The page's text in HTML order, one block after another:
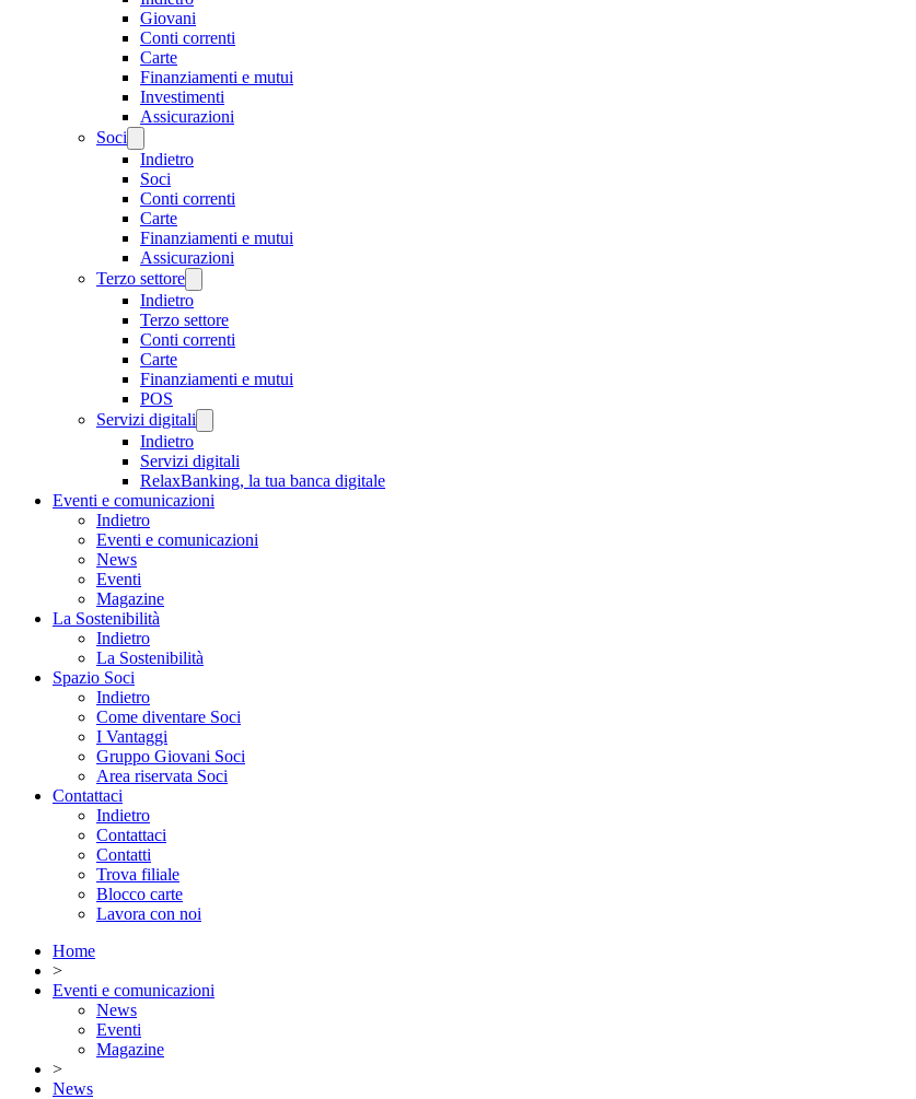
Giovani
Conti correnti
Carte
Finanziamenti e mutui
Investimenti
Assicurazioni
Soci
Indietro
Soci
Conti correnti
Carte
Finanziamenti e mutui
Assicurazioni
Terzo settore
Indietro
Terzo settore
Conti correnti
Carte
Finanziamenti e mutui
POS
Servizi digitali
Indietro
Servizi digitali
RelaxBanking, la tua banca digitale
Eventi e comunicazioni
Indietro
Eventi e comunicazioni
News
Eventi
Magazine
La Sostenibilità
Indietro
La Sostenibilità
Spazio Soci
Indietro
Come diventare Soci
I Vantaggi
Gruppo Giovani Soci
Area riservata Soci
Contattaci
Indietro
Contattaci
Contatti
Trova filiale
Blocco carte
Lavora con noi
Home
>
Eventi e comunicazioni
News
Eventi
Magazine
>
News